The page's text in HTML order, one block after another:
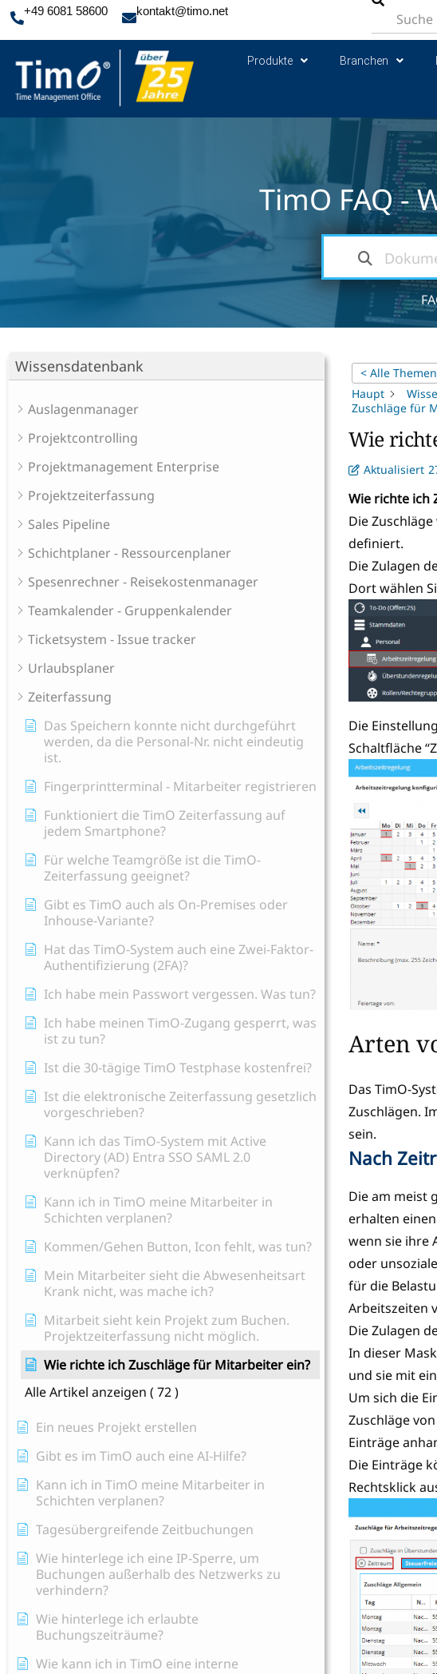
+49 6081 58600 kontakt@timo.net
Produkte Branchen
TimO FAQ -
Wissensdatenbank
Auslagenmanager
Projektcontrolling
Projektmanagement Enterprise
Projektzeiterfassung
Sales Pipeline
Schichtplaner - Ressourcenplaner
Spesenrechner - Reisekostenmanager
Teamkalender - Gruppenkalender
Ticketsystem - Issue tracker
Urlaubsplaner
Zeiterfassung
Das Speichern konnte nicht durchgeführt
werden, da die Personal-Nr. nicht eindeutig
ist.
Fingerprintterminal - Mitarbeiter registrieren
Funktioniert die TimO Zeiterfassung auf
jedem Smartphone?
Für welche Teamgröße ist die TimO-
Zeiterfassung geeignet?
Gibt es TimO auch als On-Premises oder
Inhouse-Variante?
Hat das TimO-System auch eine Zwei-Faktor-
Authentifizierung (2FA)?
Ich habe mein Passwort vergessen. Was tun?
Ich habe meinen TimO-Zugang gesperrt, was
ist zu tun?
Ist die 30-tägige TimO Testphase kostenfrei?
Ist die elektronische Zeiterfassung gesetzlich
vorgeschrieben?
Kann ich das TimO-System mit Active
Directory (AD) Entra SSO SAML 2.0
verknüpfen?
Kann ich in TimO meine Mitarbeiter in
Schichten verplanen?
Kommen/Gehen Button, Icon fehlt, was tun?
Mein Mitarbeiter sieht die Abwesenheitsart
Krank nicht, was mache ich?
Mitarbeit sieht kein Projekt zum Buchen.
Projektzeiterfassung nicht möglich.
Wie richte ich Zuschläge für Mitarbeiter ein?
Alle Artikel anzeigen ( 72 )
Ein neues Projekt erstellen
Gibt es im TimO auch eine AI-Hilfe?
Kann ich in TimO meine Mitarbeiter in
Schichten verplanen?
Tagesübergreifende Zeitbuchungen
Wie hinterlege ich eine IP-Sperre, um
Buchungen außerhalb des Netzwerks zu
verhindern?
Wie hinterlege ich erlaubte
Buchungszeiträume?
Wie kann ich in TimO eine interne
< Alle Themen
Haupt
Zuschläge für
Wie
Aktualisiert
Wie richte ich
Die
definiert.
Die Zulagen
Dort wählen
Die
Schaltfläche
Arten
Das TimO-
Zuschlägen.
sein.
Nach
Die am meist
erhalten
wenn sie ihre
oder
für die
Arbeitszeiten
Die Zulagen
In dieser
und sie mit
Um sich die
Zuschläge
Einträge
Die Einträge
Rechtsklick